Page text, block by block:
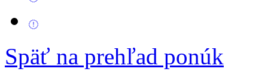
Späť na prehľad ponúk